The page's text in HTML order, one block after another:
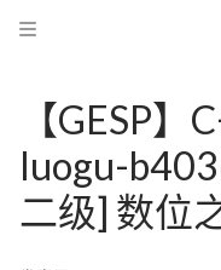
【GESP
luogu-
二级] 数位